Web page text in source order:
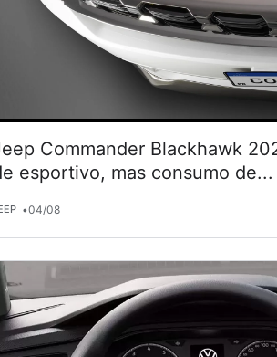
Commander Blackhawk
esportivo, mas consumo de...
•04/08